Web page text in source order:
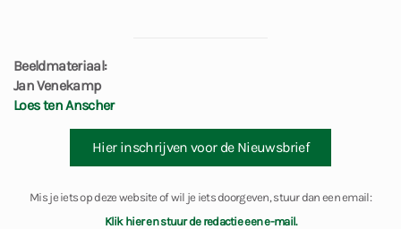
Beeldmateriaal:
Jan Venekamp
Loes ten Anscher
Hier inschrijven voor de Nieuwsbrief
Mis je iets op deze website of wil je iets doorgeven, stuur dan een email:
Klik hier en stuur de redactie een e-mail.